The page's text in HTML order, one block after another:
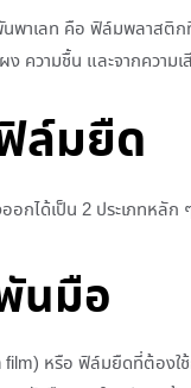
เลท คือ ฟิล์มพลาสติกที่
ความชื้น และจากความ
ล์มยืด
อกได้เป็น 2 ประเภทห
นมือ
หรือ ฟิล์มยืดที่ต้องใช้